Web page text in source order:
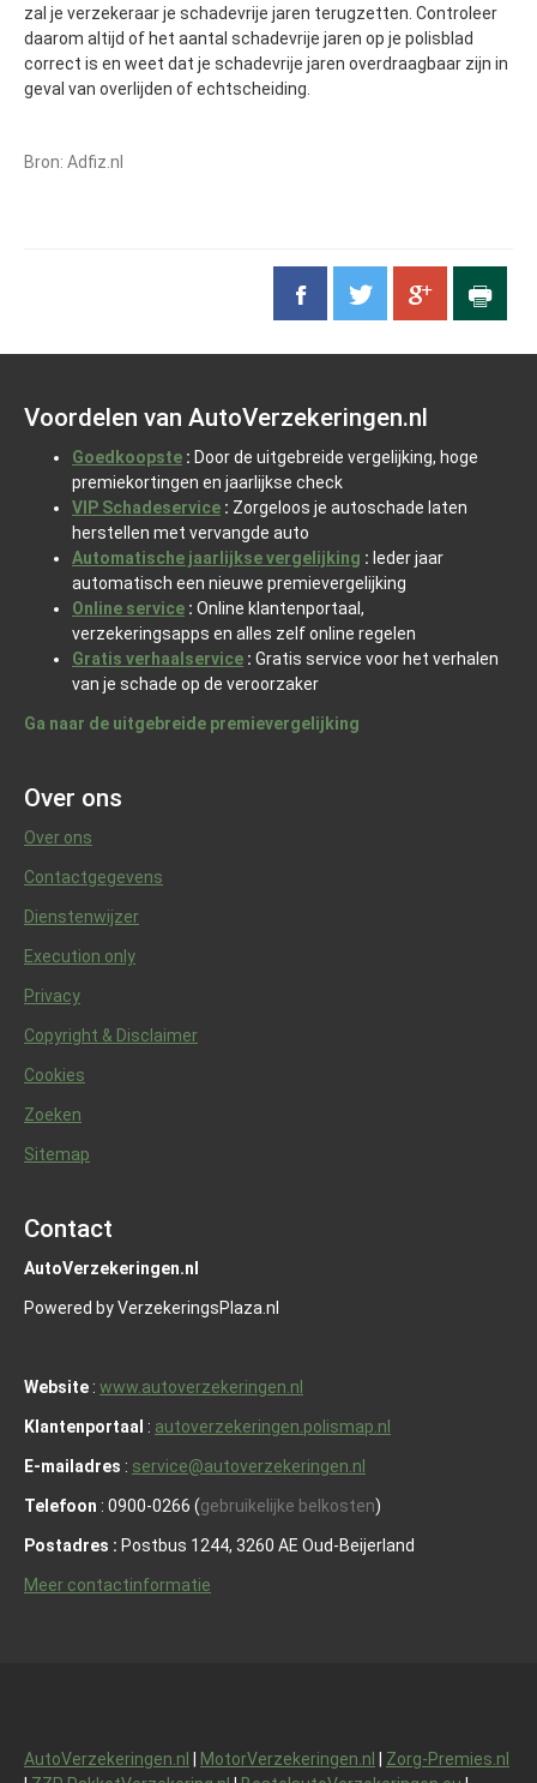
zal je verzekeraar je schadevrije jaren terugzetten. Controleer
daarom altijd of het aantal schadevrije jaren op je polisblad
correct is en weet dat je schadevrije jaren overdraagbaar zijn in
geval van overlijden of echtscheiding.
Bron: Adfiz.nl
Voordelen van AutoVerzekeringen.nl
Goedkoopste : Door de uitgebreide vergelijking, hoge
premiekortingen en jaarlijkse check
VIP Schadeservice : Zorgeloos je autoschade laten
herstellen met vervangde auto
Automatische jaarlijkse vergelijking : Ieder jaar
automatisch een nieuwe premievergelijking
Online service : Online klantenportaal,
verzekeringsapps en alles zelf online regelen
Gratis verhaalservice : Gratis service voor het verhalen
van je schade op de veroorzaker
Ga naar de uitgebreide premievergelijking
Over ons
Over ons
Contactgegevens
Dienstenwijzer
Execution only
Privacy
Copyright & Disclaimer
Cookies
Zoeken
Sitemap
Contact
AutoVerzekeringen.nl
Powered by VerzekeringsPlaza.nl
Website : www.autoverzekeringen.nl
Klantenportaal : autoverzekeringen.polismap.nl
E-mailadres : service@autoverzekeringen.nl
Telefoon : 0900-0266 (gebruikelijke belkosten)
Postadres : Postbus 1244, 3260 AE Oud-Beijerland
Meer contactinformatie
AutoVerzekeringen.nl | MotorVerzekeringen.nl | Zorg-Premies.nl